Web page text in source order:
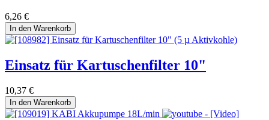
6,26 €
In den Warenkorb
Einsatz für Kartuschenfilter 10"
10,37 €
In den Warenkorb